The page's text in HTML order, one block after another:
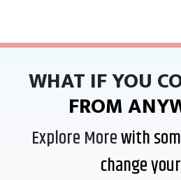
WHAT IF YOU
FROM
Explore Morewith
change